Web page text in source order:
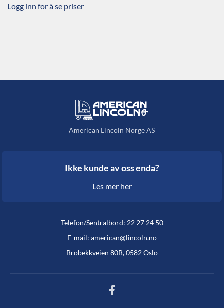
Logg inn for å se priser
American Lincoln Norge AS
Ikke kunde av oss enda?
Les mer her
Telefon/Sentralbord: 22 27 24 50
E-mail: american@lincoln.no
Brobekkveien 80B, 0582 Oslo
Facebook